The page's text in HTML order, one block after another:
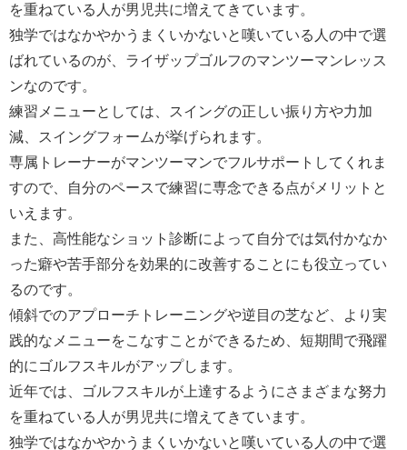
を重ねている人が男児共に増えてきています。
独学ではなかやかうまくいかないと嘆いている人の中で選
ばれているのが、ライザップゴルフのマンツーマンレッス
ンなのです。
練習メニューとしては、スイングの正しい振り方や力加
減、スイングフォームが挙げられます。
専属トレーナーがマンツーマンでフルサポートしてくれま
すので、自分のペースで練習に専念できる点がメリットと
いえます。
また、高性能なショット診断によって自分では気付かなか
った癖や苦手部分を効果的に改善することにも役立ってい
るのです。
傾斜でのアプローチトレーニングや逆目の芝など、より実
践的なメニューをこなすことができるため、短期間で飛躍
的にゴルフスキルがアップします。
近年では、ゴルフスキルが上達するようにさまざまな努力
を重ねている人が男児共に増えてきています。
独学ではなかやかうまくいかないと嘆いている人の中で選